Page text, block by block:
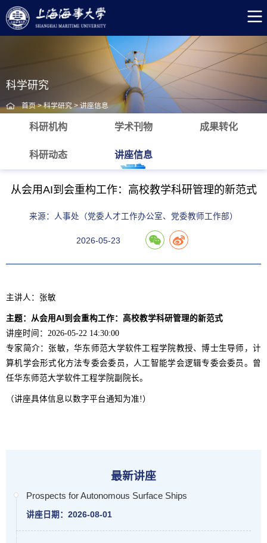
科学研究
首页>科学研究>讲座信息
科研机构 学术刊物 成果转化
科研动态 讲座信息
从会用AI到会重构工作：高校教学科研管理的新范式
来源：人事处（党委人才工作办公室、党委教师工作部）
2026-05-23
主讲人：张敏
主题：从会用AI到会重构工作：高校教学科研管理的新范式
讲座时间：2026-05-22 14:30:00
专家简介：张敏，华东师范大学软件工程学院教授、博士生导师，计
算机学会形式化方法专委会委员，人工智能学会逻辑专委会委员。曾
任华东师范大学软件工程学院副院长。
（讲座具体信息以数字平台通知为准!）
最新讲座
Prospects for Autonomous Surface Ships
讲座日期：2026-08-01